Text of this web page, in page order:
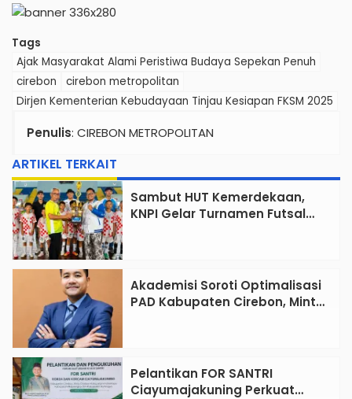
Tags
Ajak Masyarakat Alami Peristiwa Budaya Sepekan Penuh
cirebon
cirebon metropolitan
Dirjen Kementerian Kebudayaan Tinjau Kesiapan FKSM 2025
Penulis: CIREBON METROPOLITAN
ARTIKEL TERKAIT
Sambut HUT Kemerdekaan,
KNPI Gelar Turnamen Futsal
Akademisi Soroti Optimalisasi
PAD Kabupaten Cirebon, Minta
Pelantikan FOR SANTRI
Ciayumajakuning Perkuat